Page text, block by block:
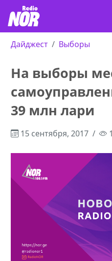
Дайджест Выборы
На выборы
39 млн лари
15 сентября, 2017